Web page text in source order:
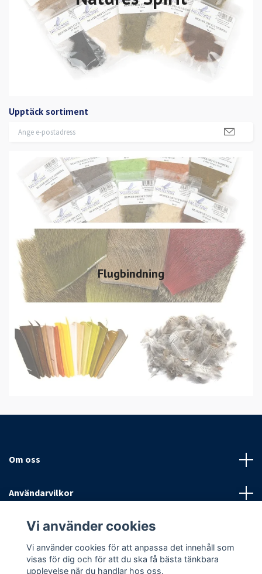
Upptäck sortiment
Flugbindning
Om oss
Användarvilkor
Sociala medier
Vi använder cookies
Vi använder cookies för att anpassa det innehåll som
visas för dig och för att du ska få bästa tänkbara
upplevelse när du handlar hos oss.